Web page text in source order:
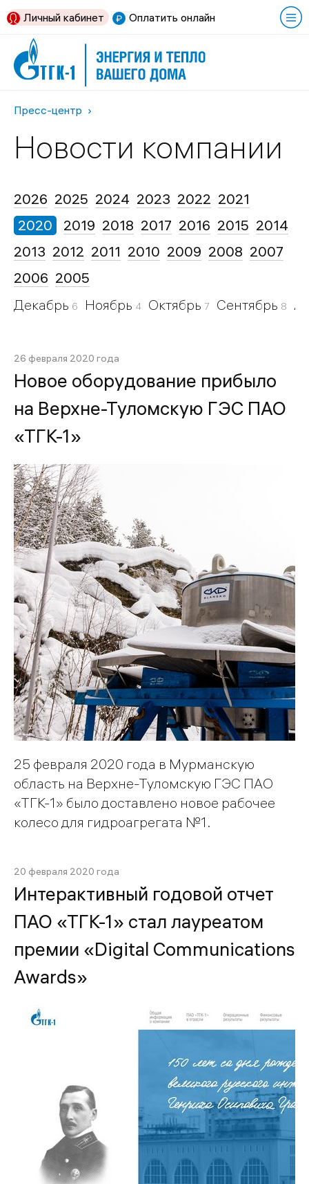
Оплатить онлайн
Личный кабинет
Пресс-центр
Новости компании
2026 2025 2024 2023 2022 2021
2020
Декабрь 6 Ноябрь 4 Октябрь 7 Сентябрь 8
2019 2018 2017 2016 2015 2014
2013 2012 2011 2010 2009 2008 2007
2006 2005
26 февраля 2020 года
Новое оборудование прибыло
на Верхне-Туломскую ГЭС ПАО
«ТГК-1»
25 февраля 2020 года в Мурманскую
область на Верхне-Туломскую ГЭС ПАО
«ТГК-1» было доставлено новое рабочее
колесо для гидроагрегата №1.
20 февраля 2020 года
Интерактивный годовой отчет
ПАО «ТГК-1» стал лауреатом
премии «Digital Communications
Awards»